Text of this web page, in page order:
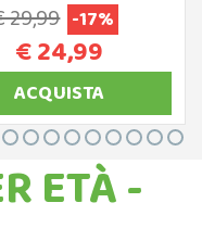
29,99 -17%
€ 24,99
ACQUISTA
ETÀ -